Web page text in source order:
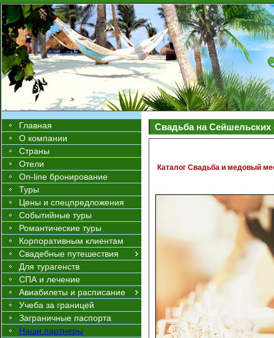
Главная
О компании
Страны
Отели
On-line бронирование
Туры
Цены и спецпредложения
Событийные туры
Романтические туры
Корпоративным клиентам
Свадебные путешествия
Для турагенств
СПА и лечение
Авиабилеты и расписание
Учеба за границей
Заграничные паспорта
Наши партнеры
Свадьба на Сейшельских
Каталог Свадьба и медовый